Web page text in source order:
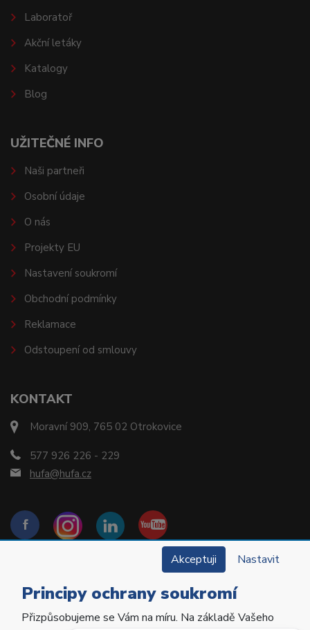
KONTAKT
Moravní 909, 765 02 Otrokovice
577 926 226 - 229
hufa@hufa.cz
Laboratoř
Akční letáky
Katalogy
Blog
UŽITEČNÉ INFO
Naši partneři
Osobní údaje
O nás
Projekty EU
Nastavení soukromí
Obchodní podmínky
Reklamace
Odstoupení od smlouvy
Copyright © 2022 Hu-Fa Dental a.s. Všechna práva
Akceptuji Nastavit
Principy ochrany soukromí
Přizpůsobujeme se Vám na míru. Na základě Vašeho